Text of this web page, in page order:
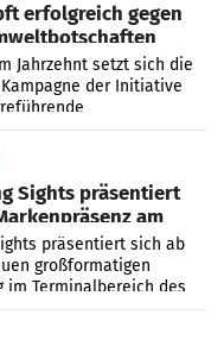
erfolgreich gegen
Jahrzehnt setzt sich die
der Initiative
Papierkommunikation
Verpackungen
Sights präsentiert
am
präsentiert sich ab
großformatigen
im Terminalbereich des
Präsenz befindet sich im